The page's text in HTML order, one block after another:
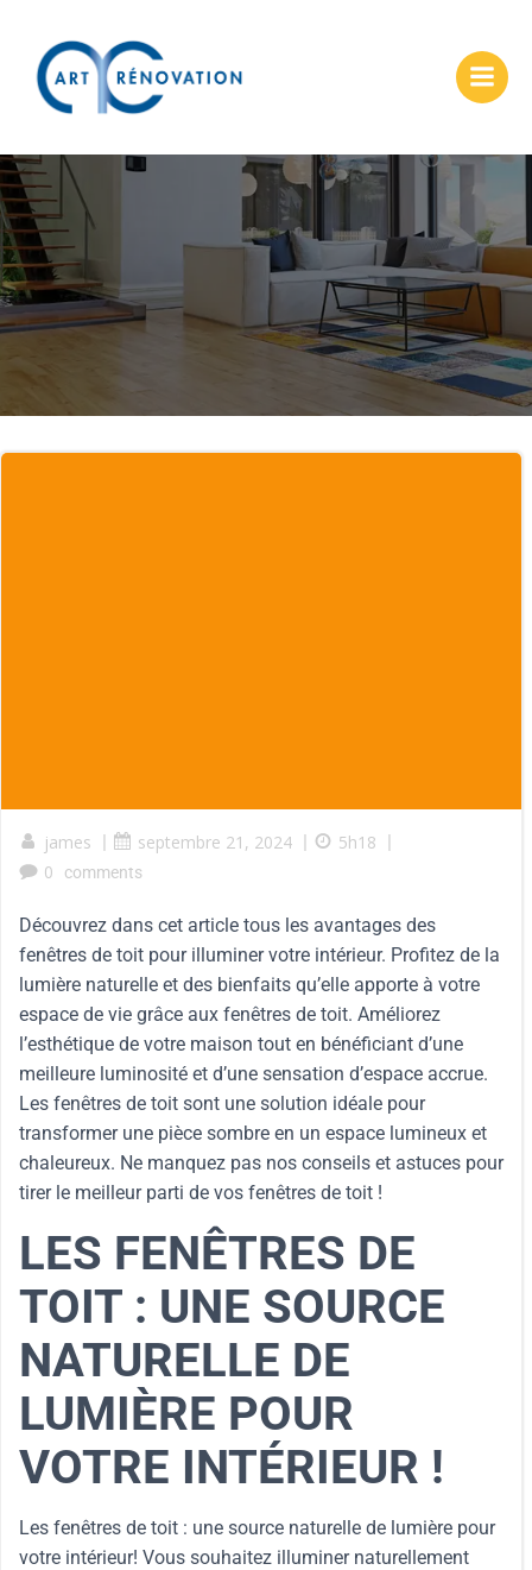
james | septembre 21, 2024 | 5h18 |
0
comments
Découvrez dans cet article tous les avantages des
fenêtres de toit pour illuminer votre intérieur. Profitez de la
lumière naturelle et des bienfaits qu’elle apporte à votre
espace de vie grâce aux fenêtres de toit. Améliorez
l’esthétique de votre maison tout en bénéficiant d’une
meilleure luminosité et d’une sensation d’espace accrue.
Les fenêtres de toit sont une solution idéale pour
transformer une pièce sombre en un espace lumineux et
chaleureux. Ne manquez pas nos conseils et astuces pour
tirer le meilleur parti de vos fenêtres de toit !
LES FENÊTRES DE
TOIT : UNE SOURCE
NATURELLE DE
LUMIÈRE POUR
VOTRE INTÉRIEUR !
Les fenêtres de toit : une source naturelle de lumière pour
votre intérieur! Vous souhaitez illuminer naturellement